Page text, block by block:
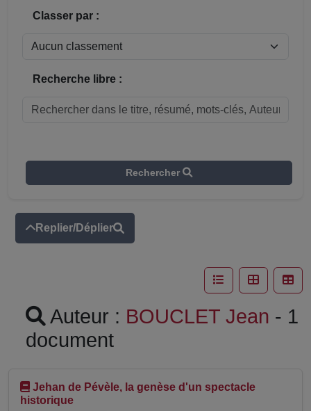
Classer par :
Recherche libre :
Rechercher
Replier/Déplier
Auteur : BOUCLET Jean - 1
document
Jehan de Pévèle, la genèse d'un spectacle
historique